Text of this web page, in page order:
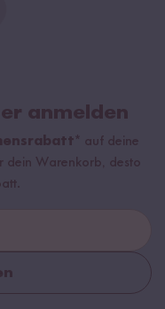
anmelden
auf deine
dein Warenkorb, desto